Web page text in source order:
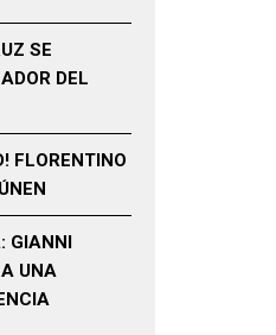
SE
DEL
FLORENTINO
GIANNI
UNA